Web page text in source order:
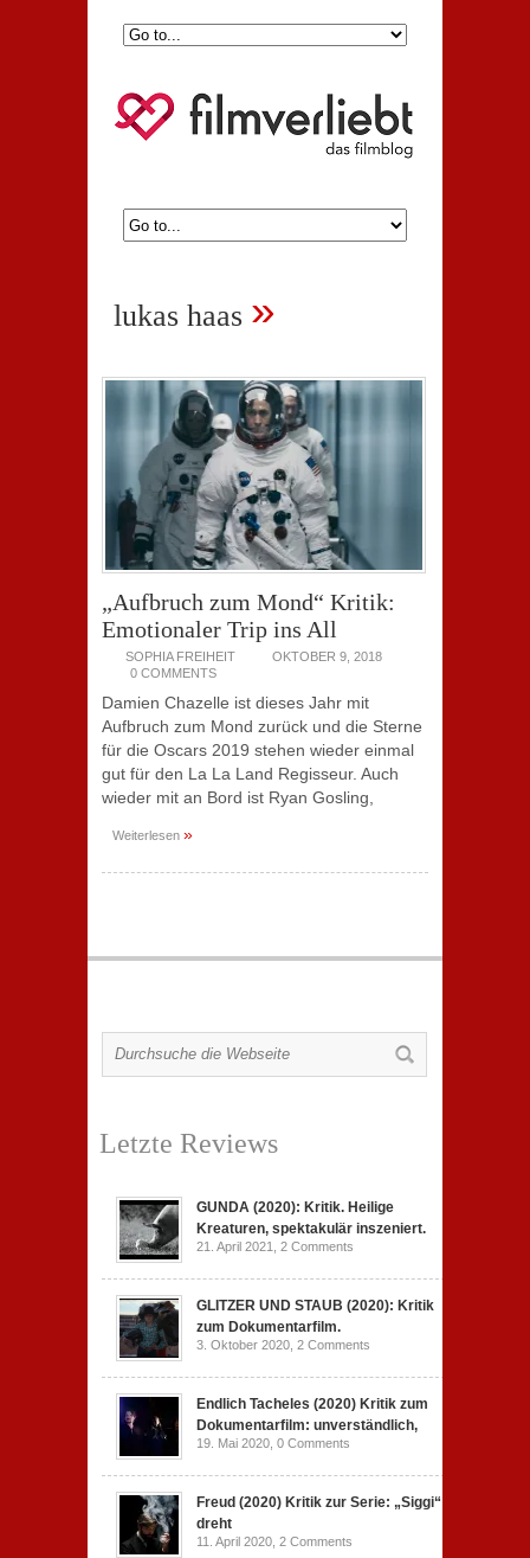
lukas haas »
„Aufbruch zum Mond“ Kritik:
Emotionaler Trip ins All
SOPHIA FREIHEIT
OKTOBER 9, 2018
0 COMMENTS
Damien Chazelle ist dieses Jahr mit
Aufbruch zum Mond zurück und die Sterne
für die Oscars 2019 stehen wieder einmal
gut für den La La Land Regisseur. Auch
wieder mit an Bord ist Ryan Gosling,
Weiterlesen »
Letzte Reviews
GUNDA (2020): Kritik. Heilige
Kreaturen, spektakulär inszeniert.
21. April 2021, 2 Comments
GLITZER UND STAUB (2020): Kritik
zum Dokumentarfilm.
3. Oktober 2020, 2 Comments
Endlich Tacheles (2020) Kritik zum
Dokumentarfilm: unverständlich,
19. Mai 2020, 0 Comments
Freud (2020) Kritik zur Serie: „Siggi“
dreht
11. April 2020, 2 Comments